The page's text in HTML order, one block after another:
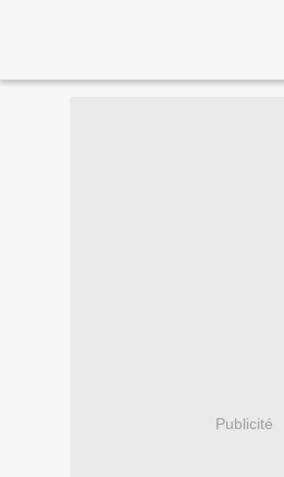
Publicité